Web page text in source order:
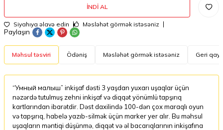
İNDI AL
Siyahıya əlavə edin Məsləhət görmək istəsəniz
Paylaşın
Məhsul təsviri Ödəniş Məsləhət görmək istəsəniz Geri
“Умный малыш” inkişaf dəsti 3 yaşdan yuxarı uşaqlar üçün
nəzərdə tutulmuş zehni inkişaf və diqqət yönümlü tapşırıq
kartlarından ibarətdir. Dəst daxilində 100-dən çox maraqlı oyun
və tapşırıq, habelə yazıb-silmək üçün marker yer alır. Bu məhsul
uşaqların məntiqi düşünmə, diqqət və əl bacarıqlarının inkişafına